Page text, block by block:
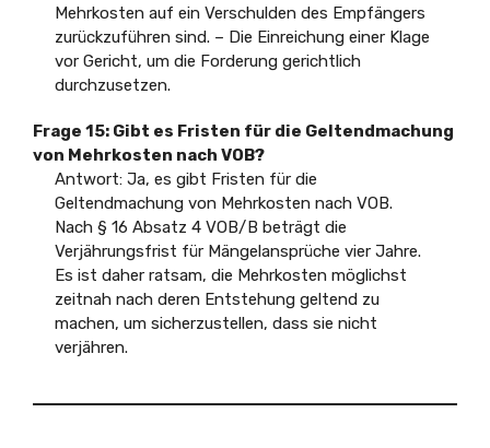
Mehrkosten auf ein Verschulden des Empfängers
zurückzuführen sind. – Die Einreichung einer Klage
vor Gericht, um die Forderung gerichtlich
durchzusetzen.
Frage 15: Gibt es Fristen für die Geltendmachung
von Mehrkosten nach VOB?
Antwort: Ja, es gibt Fristen für die
Geltendmachung von Mehrkosten nach VOB.
Nach § 16 Absatz 4 VOB/B beträgt die
Verjährungsfrist für Mängelansprüche vier Jahre.
Es ist daher ratsam, die Mehrkosten möglichst
zeitnah nach deren Entstehung geltend zu
machen, um sicherzustellen, dass sie nicht
verjähren.